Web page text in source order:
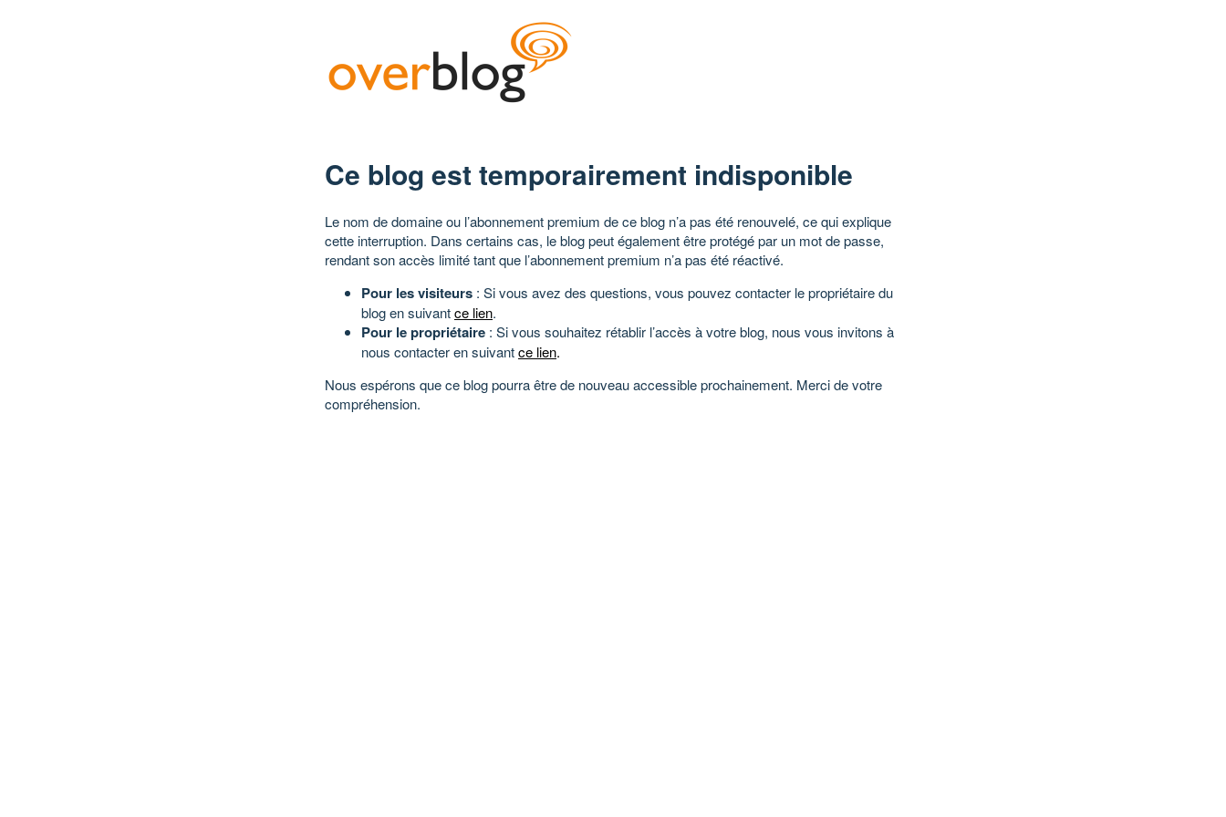
Ce blog est temporairement indisponible
Le nom de domaine ou l’abonnement premium de ce blog n’a pas été renouvelé, ce qui explique
cette interruption. Dans certains cas, le blog peut également être protégé par un mot de passe,
rendant son accès limité tant que l’abonnement premium n’a pas été réactivé.
Pour les visiteurs : Si vous avez des questions, vous pouvez contacter le propriétaire du
blog en suivantce lien.
Pour le propriétaire : Si vous souhaitez rétablir l’accès à votre blog, nous vous invitons à
nous contacter en suivantce lien.
Nous espérons que ce blog pourra être de nouveau accessible prochainement. Merci de votre
compréhension.